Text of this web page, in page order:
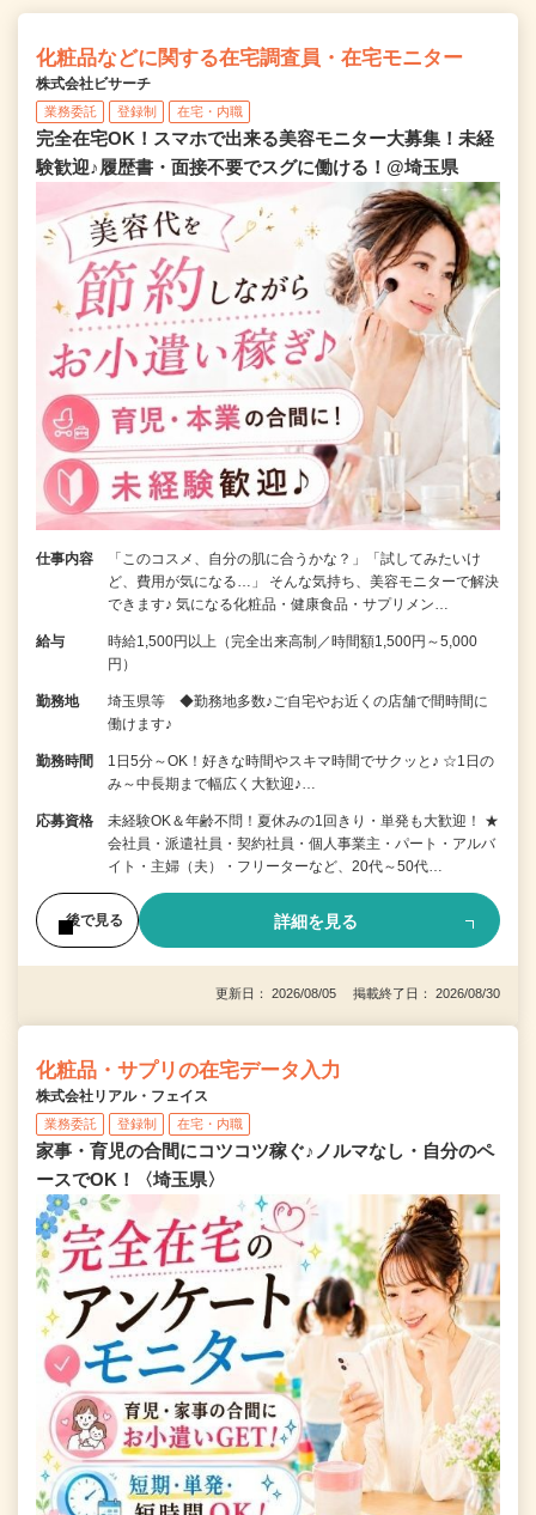
化粧品などに関する在宅調査員・在宅モニター
株式会社ビサーチ
業務委託 登録制 在宅・内職
完全在宅OK！スマホで出来る美容モニター大募集！未経
験歓迎♪履歴書・面接不要でスグに働ける！@埼玉県
仕事内容
「このコスメ、自分の肌に合うかな？」「試してみたいけ
ど、費用が気になる…」 そんな気持ち、美容モニターで解決
できます♪ 気になる化粧品・健康食品・サプリメン…
給与
時給1,500円以上（完全出来高制／時間額1,500円～5,000
円）
勤務地
埼玉県等 ◆勤務地多数♪ご自宅やお近くの店舗で間時間に
働けます♪
勤務時間
1日5分～OK！好きな時間やスキマ時間でサクッと♪ ☆1日の
み～中長期まで幅広く大歓迎♪…
応募資格
未経験OK＆年齢不問！夏休みの1回きり・単発も大歓迎！ ★
会社員・派遣社員・契約社員・個人事業主・パート・アルバ
イト・主婦（夫）・フリーターなど、20代～50代…
後で見る 詳細を見る
更新日： 2026/08/05 掲載終了日： 2026/08/30
化粧品・サプリの在宅データ入力
株式会社リアル・フェイス
業務委託 登録制 在宅・内職
家事・育児の合間にコツコツ稼ぐ♪ノルマなし・自分のペ
ースでOK！〈埼玉県〉